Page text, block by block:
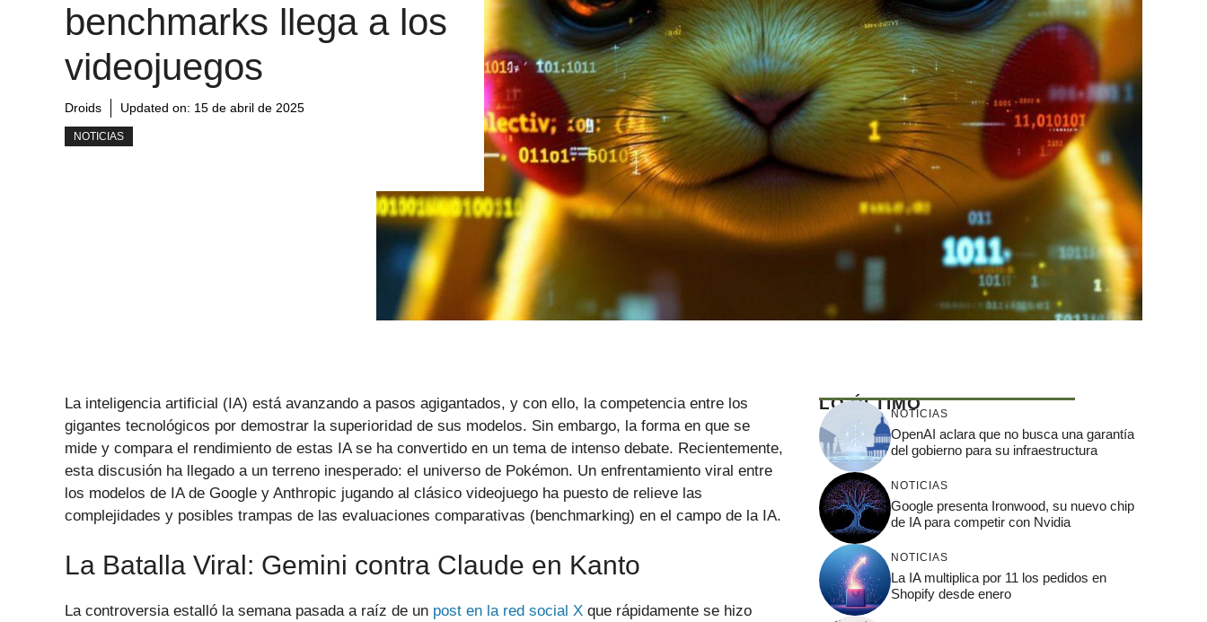
benchmarks llega a los
videojuegos
Droids Updated on: 15 de abril de 2025
NOTICIAS
La inteligencia artificial (IA) está avanzando a pasos agigantados, y con ello, la competencia entre los
gigantes tecnológicos por demostrar la superioridad de sus modelos. Sin embargo, la forma en que se
mide y compara el rendimiento de estas IA se ha convertido en un tema de intenso debate. Recientemente,
esta discusión ha llegado a un terreno inesperado: el universo de Pokémon. Un enfrentamiento viral entre
los modelos de IA de Google y Anthropic jugando al clásico videojuego ha puesto de relieve las
complejidades y posibles trampas de las evaluaciones comparativas (benchmarking) en el campo de la IA.
La Batalla Viral: Gemini contra Claude en Kanto
La controversia estalló la semana pasada a raíz de un post en la red social X que rápidamente se hizo
LO ÚLTIMO
NOTICIAS
OpenAI aclara que no busca una garantía
del gobierno para su infraestructura
NOTICIAS
Google presenta Ironwood, su nuevo chip
de IA para competir con Nvidia
NOTICIAS
La IA multiplica por 11 los pedidos en
Shopify desde enero